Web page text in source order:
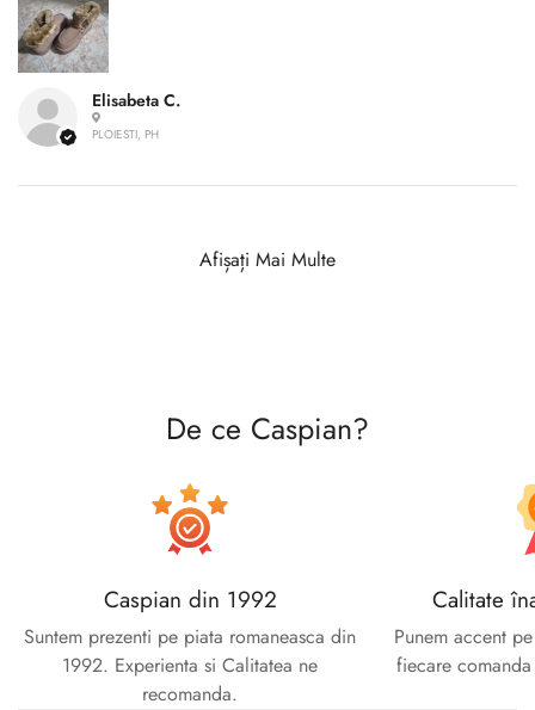
Elisabeta C.
PLOIESTI, PH
Afișați Mai Multe
De ce Caspian?
Caspian din 1992
Suntem prezenti pe piata romaneasca din
1992. Experienta si Calitatea ne
recomanda.
Calitate
Punem accent
fiecare